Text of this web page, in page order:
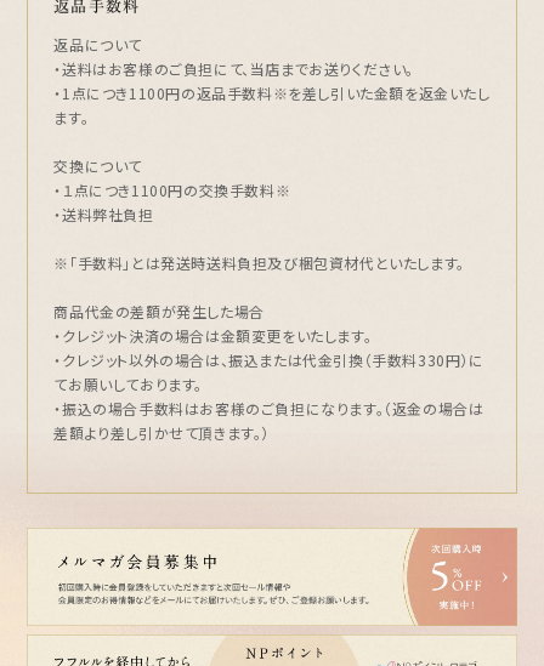
返品手数料
返品について
・送料はお客様のご負担にて、当店までお送りください。
・1点につき1100円の返品手数料※を差し引いた金額を返金いたし
ます。
交換について
・１点につき1100円の交換手数料※
・送料弊社負担
※「手数料」とは発送時送料負担及び梱包資材代といたします。
商品代金の差額が発生した場合
・クレジット決済の場合は金額変更をいたします。
・クレジット以外の場合は、振込または代金引換（手数料330円）に
てお願いしております。
・振込の場合手数料はお客様のご負担になります。（返金の場合は
差額より差し引かせて頂きます。）